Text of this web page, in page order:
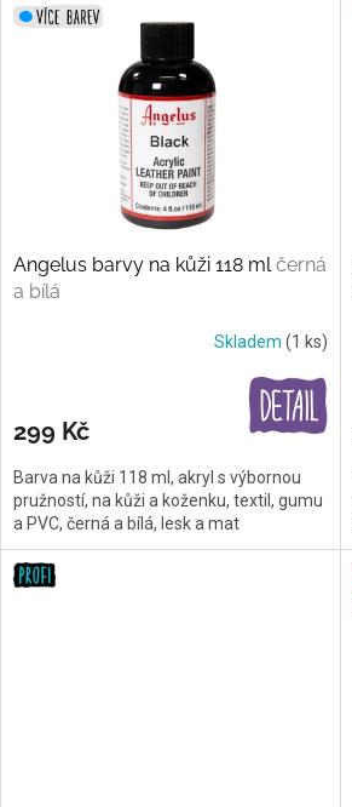
Angelus barvy na kůži 118 mlčerná
a bílá
Skladem (1 ks)
299 Kč
Barva na kůži 118 ml, akryl s výbornou
pružností, na kůži a koženku, textil, gumu
a PVC, černá a bílá, lesk a mat